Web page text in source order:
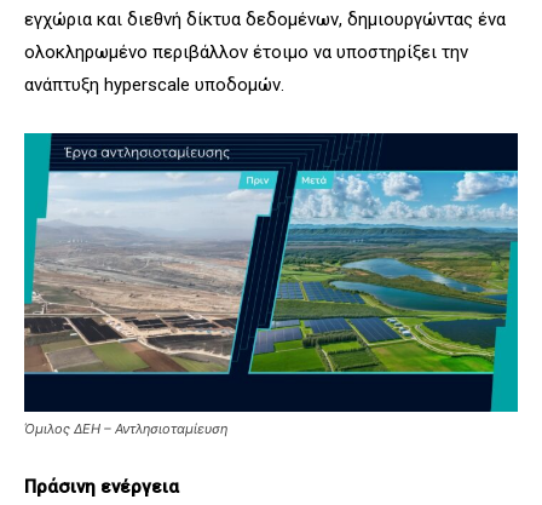
εγχώρια και διεθνή δίκτυα δεδομένων, δημιουργώντας ένα
ολοκληρωμένο περιβάλλον έτοιμο να υποστηρίξει την
ανάπτυξη hyperscale υποδομών.
Όμιλος ΔΕΗ – Αντλησιοταμίευση
Πράσινη ενέργεια